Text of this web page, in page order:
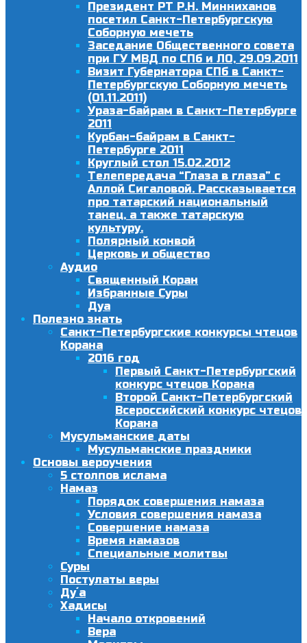
Президент РТ Р.Н. Минниханов
посетил Санкт-Петербургскую
Соборную мечеть
Заседание Общественного совета
при ГУ МВД по СПб и ЛО, 29.09.2011
Визит Губернатора СПб в Санкт-
Петербургскую Соборную мечеть
(01.11.2011)
Ураза-байрам в Санкт-Петербурге
2011
Курбан-байрам в Санкт-
Петербурге 2011
Круглый стол 15.02.2012
Телепередача “Глаза в глаза” с
Аллой Сигаловой. Рассказывается
про татарский национальный
танец, а также татарскую
культуру.
Полярный конвой
Церковь и общество
Аудио
Священный Коран
Избранные Суры
Дуа
Полезно знать
Санкт-Петербургские конкурсы чтецов
Корана
2016 год
Первый Санкт-Петербургский
конкурс чтецов Корана
Второй Санкт-Петербургский
Всероссийский конкурс чтецов
Корана
Мусульманские даты
Мусульманские праздники
Основы вероучения
5 столпов ислама
Намаз
Порядок совершения намаза
Условия совершения намаза
Совершение намаза
Время намазов
Специальные молитвы
Суры
Постулаты веры
Ду´а
Хадисы
Начало откровений
Вера